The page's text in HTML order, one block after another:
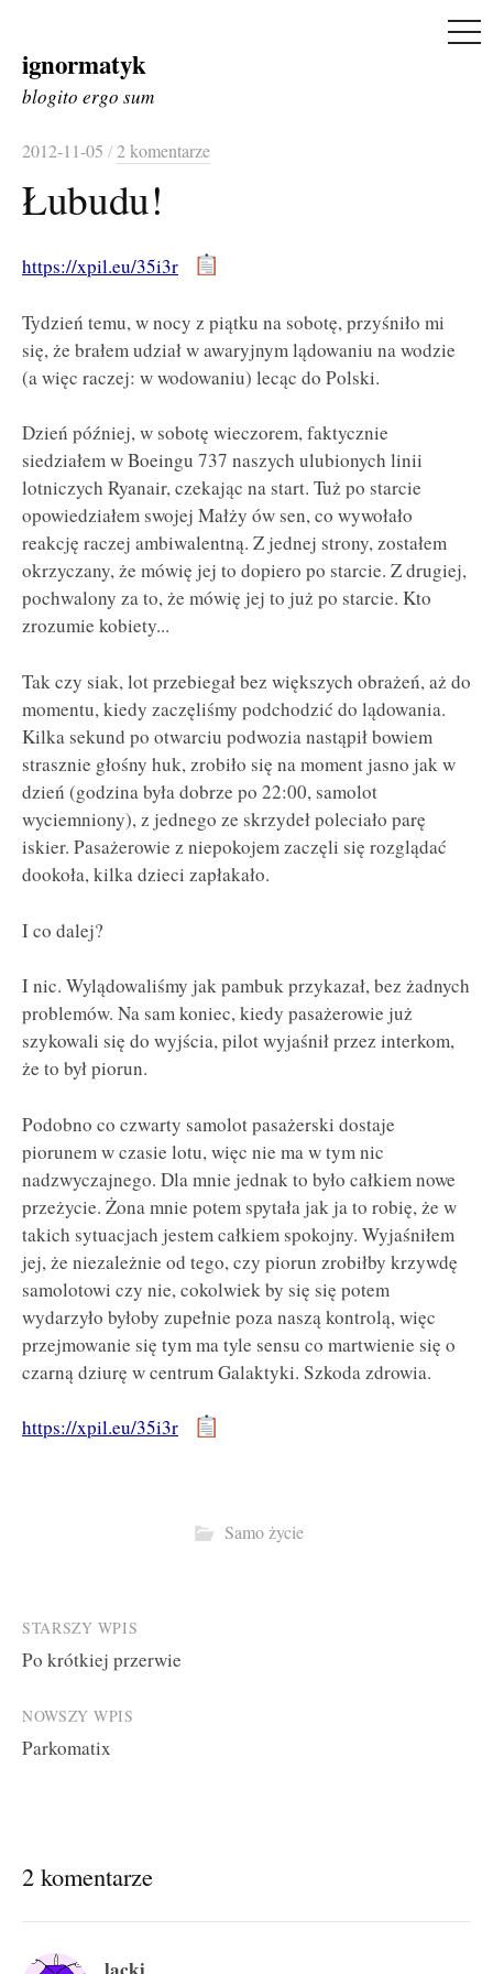
Skip
to
ignormatyk
blogito ergo sum
2012-11-05 /2 komentarze
Łubudu!
https://xpil.eu/35i3r
Tydzień temu, w nocy z piątku na sobotę, przyśniło mi
się, że brałem udział w awaryjnym lądowaniu na wodzie
(a więc raczej: w wodowaniu) lecąc do Polski.
Dzień później, w sobotę wieczorem, faktycznie
siedziałem w Boeingu 737 naszych ulubionych linii
lotniczych Ryanair, czekając na start. Tuż po starcie
opowiedziałem swojej Małży ów sen, co wywołało
reakcję raczej ambiwalentną. Z jednej strony, zostałem
okrzyczany, że mówię jej to dopiero po starcie. Z drugiej,
pochwalony za to, że mówię jej to już po starcie. Kto
zrozumie kobiety...
Tak czy siak, lot przebiegał bez większych obrażeń, aż do
momentu, kiedy zaczęliśmy podchodzić do lądowania.
Kilka sekund po otwarciu podwozia nastąpił bowiem
strasznie głośny huk, zrobiło się na moment jasno jak w
dzień (godzina była dobrze po 22:00, samolot
wyciemniony), z jednego ze skrzydeł poleciało parę
iskier. Pasażerowie z niepokojem zaczęli się rozglądać
dookoła, kilka dzieci zapłakało.
I co dalej?
I nic. Wylądowaliśmy jak pambuk przykazał, bez żadnych
problemów. Na sam koniec, kiedy pasażerowie już
szykowali się do wyjścia, pilot wyjaśnił przez interkom,
że to był piorun.
Podobno co czwarty samolot pasażerski dostaje
piorunem w czasie lotu, więc nie ma w tym nic
nadzwyczajnego. Dla mnie jednak to było całkiem nowe
przeżycie. Żona mnie potem spytała jak ja to robię, że w
takich sytuacjach jestem całkiem spokojny. Wyjaśniłem
jej, że niezależnie od tego, czy piorun zrobiłby krzywdę
samolotowi czy nie, cokolwiek by się się potem
wydarzyło byłoby zupełnie poza naszą kontrolą, więc
przejmowanie się tym ma tyle sensu co martwienie się o
czarną dziurę w centrum Galaktyki. Szkoda zdrowia.
https://xpil.eu/35i3r
Samo życie
Post
navigation
STARSZY WPIS
Po krótkiej przerwie
NOWSZY WPIS
Parkomatix
2 komentarze